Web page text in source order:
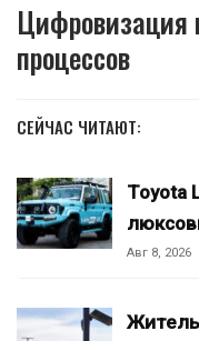
Цифровизация
процессов
СЕЙЧАС ЧИТАЮТ:
Toyota
Авг 8, 2026
Житель